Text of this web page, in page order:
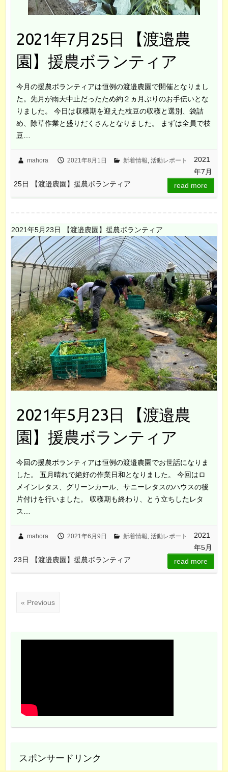
2021年7月25日 【渡邉農
園】援農ボランティア
今月の援農ボランティアは恒例の渡邉農園で開催となりまし
た。先月が雨天中止だったため約２ヵ月ぶりのお手伝いとな
りました。 今日は収穫期を迎えた枝豆の収穫と選別、袋詰
め、除草作業と盛りだくさんとなりました。 まずは全員で枝
豆…
mahora 2021年8月1日 新着情報, 活動レポート
2021
年7月
25日 【渡邉農園】援農ボランティア
read more
2021年5月23日 【渡邉農園】援農ボランティア
2021年5月23日 【渡邉農
園】援農ボランティア
今回の援農ボランティアは恒例の渡邉農園でお世話になりま
した。 五月晴れで絶好の作業日和となりました。 今回はロ
メインレタス、グリーンカール、サニーレタスのハウスの後
片付けを行いました。 収穫期も終わり、とう立ちしたレタ
ス…
mahora 2021年6月9日 新着情報 活動レポート
2021
年5月
23日 【渡邉農園】援農ボランティア
read more
« Previous
スポンサードリンク